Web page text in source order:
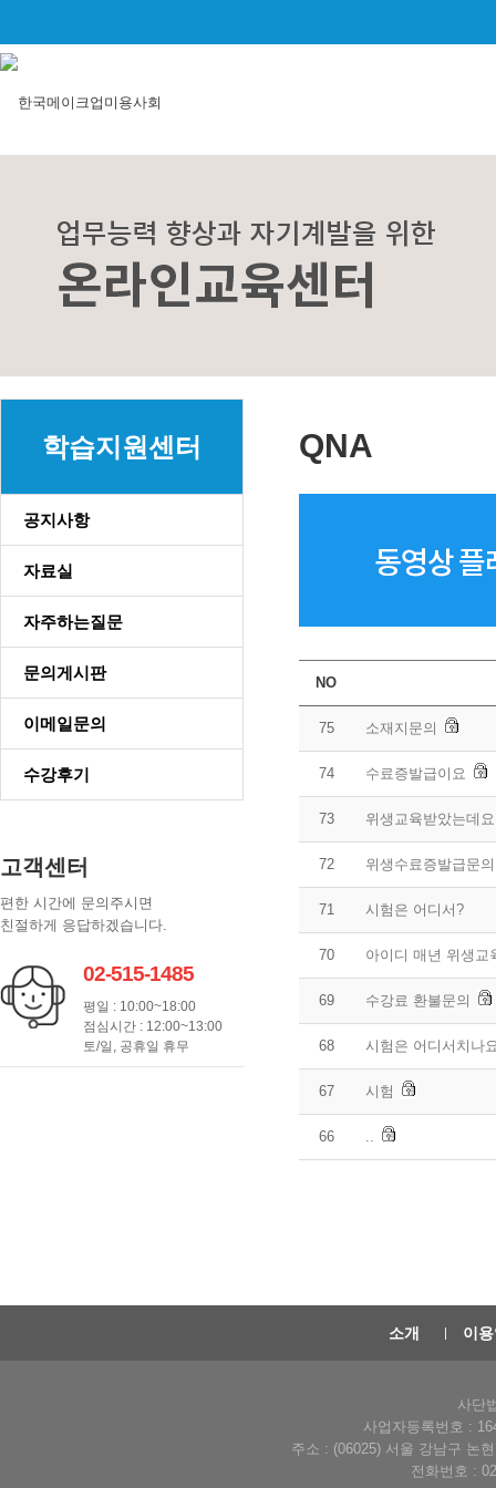
학습지원센터
공지사항
자료실
자주하는질문
문의게시판
이메일문의
수강후기
고객센터
편한 시간에 문의주시면
친절하게 응답하겠습니다.
02-515-1485
평일 : 10:00~18:00
점심시간 : 12:00~13:00
토/일, 공휴일 휴무
QNA
NO
75 소재지문의
74 수료증발급이요
73 위생교육받았는데
72 위생수료증발급문의
71 시험은 어디서?
70 아이디 매년 위생교
69 수강료 환불문의
68 시험은 어디서치나
67 시험
66 ..
소개 이
사단
사업자등록번호 :
주소 : (06025) 서울 강남구 논
전화번호 :